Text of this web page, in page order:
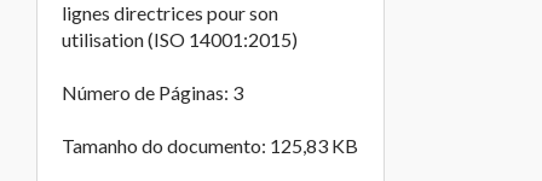
lignes directrices pour son
utilisation (ISO 14001:2015)
Número de Páginas: 3
Tamanho do documento: 125,83 KB